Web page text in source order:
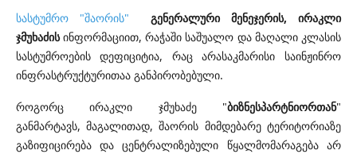
სასტუმრო "შაორის"
გენერალური მენეჯერის, ირაკლი
ჯმუხაძისინფორმაციით, რაჭაში საშუალო და მაღალი კლასის
სასტუმროების დეფიციტია, რაც არასაკმარისი საინჟინრო
ინფრასტრუქტურითაა განპირობებული.
როგორც ირაკლი ჯმუხაძე "ბიზნესპარტნიორთან"
განმარტავს, მაგალითად, შაორის მიმდებარე ტერიტორიაზე
გაზიფიცირება და ცენტრალიზებული წყალმომარაგება არ